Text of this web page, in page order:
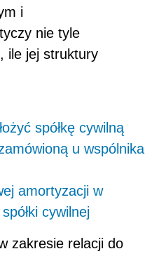
i
nie tyle
ile jej struktury
spółkę cywilną
u wspólnika
amortyzacji w
cywilnej
zakresie relacji do